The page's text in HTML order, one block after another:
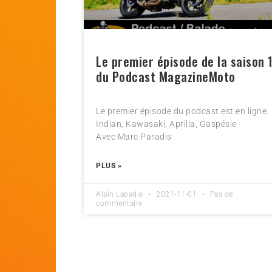
Le premier épisode de la saison
du Podcast MagazineMoto
Le premier épisode du podcast est en ligne.
Indian, Kawasaki, Aprilia, Gaspésie
Avec Marc Paradis
PLUS »
Alain Labadie 2021-11-01
Pas de
commentaire